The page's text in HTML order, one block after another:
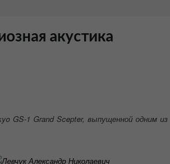
акустика
GS-1 Grand Scepter, выпущенной одним из